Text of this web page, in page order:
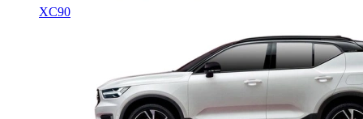
XC90